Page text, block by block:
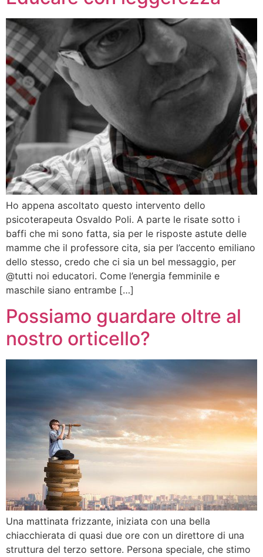
Ho appena ascoltato questo intervento dello
psicoterapeuta Osvaldo Poli. A parte le risate sotto i
baffi che mi sono fatta, sia per le risposte astute delle
mamme che il professore cita, sia per l’accento emiliano
dello stesso, credo che ci sia un bel messaggio, per
@tutti noi educatori. Come l’energia femminile e
maschile siano entrambe […]
Possiamo guardare oltre al
nostro orticello?
Una mattinata frizzante, iniziata con una bella
chiacchierata di quasi due ore con un direttore di una
struttura del terzo settore. Persona speciale, che stimo